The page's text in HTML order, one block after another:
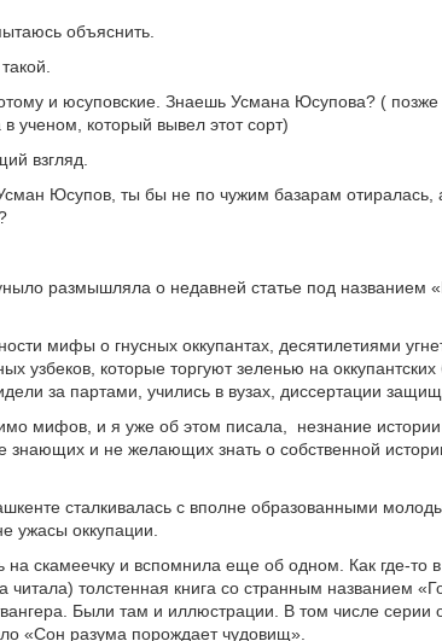
объяснить.
и юсуповские. Знаешь Усмана Юсупова? ( позже
ученом, который вывел этот сорт)
взгляд.
Юсупов, ты бы не по чужим базарам отиралась,
размышляла о недавней статье под названием
мифы о гнусных оккупантах, десятилетиями
узбеков, которые торгуют зеленью на
за партами, учились в вузах, диссертации
мифов, и я уже об этом писала, незнание
знающих и не желающих знать о собственной
сталкивалась с вполне образованными
ужасы оккупации.
на скамеечку и вспомнила еще об одном. Как где-то
толстенная книга со странным названием
Были там и иллюстрации. В том числе серии
«Сон разума порождает чудовищ».